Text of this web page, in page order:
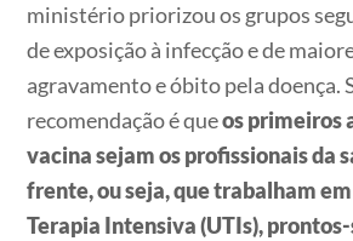
ministério priorizou os grupos
de exposição à infecção e de
agravamento e óbito pela doença.
recomendação é queos primeiros
vacina sejam os profissionais da
frente, ou seja, que trabalham
Terapia Intensiva (UTIs),